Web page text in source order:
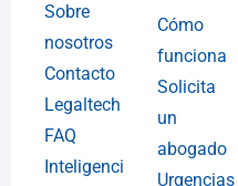
Sobre
nosotros
Contacto
Legaltech
FAQ
Inteligenci
Cómo
funciona
Solicita
un
abogado
Urgencias